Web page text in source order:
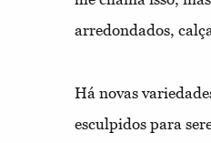
arredondados,
Há novas
esculpidos para